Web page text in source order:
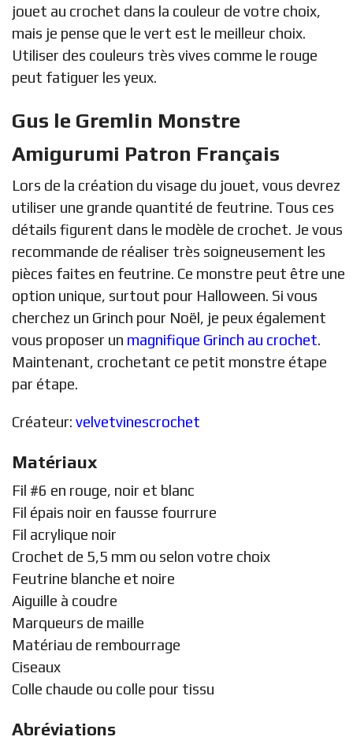
jouet au crochet dans la couleur de votre choix,
mais je pense que le vert est le meilleur choix.
Utiliser des couleurs très vives comme le rouge
peut fatiguer les yeux.
Gus le Gremlin Monstre
Amigurumi Patron Français
Lors de la création du visage du jouet, vous devrez
utiliser une grande quantité de feutrine. Tous ces
détails figurent dans le modèle de crochet. Je vous
recommande de réaliser très soigneusement les
pièces faites en feutrine. Ce monstre peut être une
option unique, surtout pour Halloween. Si vous
cherchez un Grinch pour Noël, je peux également
vous proposer un magnifique Grinch au crochet.
Maintenant, crochetant ce petit monstre étape
par étape.
Créateur: velvetvinescrochet
Matériaux
Fil #6 en rouge, noir et blanc
Fil épais noir en fausse fourrure
Fil acrylique noir
Crochet de 5,5 mm ou selon votre choix
Feutrine blanche et noire
Aiguille à coudre
Marqueurs de maille
Matériau de rembourrage
Ciseaux
Colle chaude ou colle pour tissu
Abréviations